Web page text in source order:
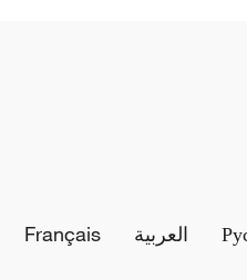
Français العربية